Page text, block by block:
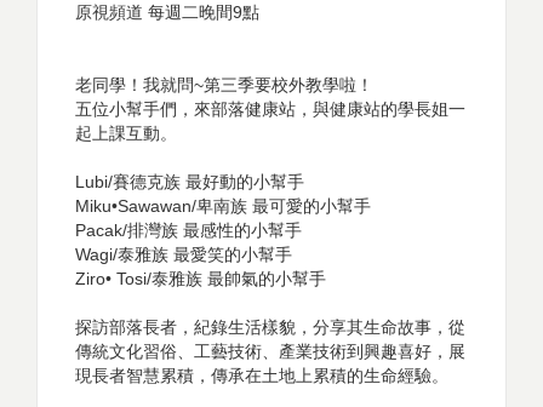
原視頻道 每週二晚間9點
老同學！我就問~第三季要校外教學啦！
五位小幫手們，來部落健康站，與健康站的學長姐一
起上課互動。
Lubi/賽德克族 最好動的小幫手
Miku•Sawawan/卑南族 最可愛的小幫手
Pacak/排灣族 最感性的小幫手
Wagi/泰雅族 最愛笑的小幫手
Ziro• Tosi/泰雅族 最帥氣的小幫手
探訪部落長者，紀錄生活樣貌，分享其生命故事，從
傳統文化習俗、工藝技術、產業技術到興趣喜好，展
現長者智慧累積，傳承在土地上累積的生命經驗。